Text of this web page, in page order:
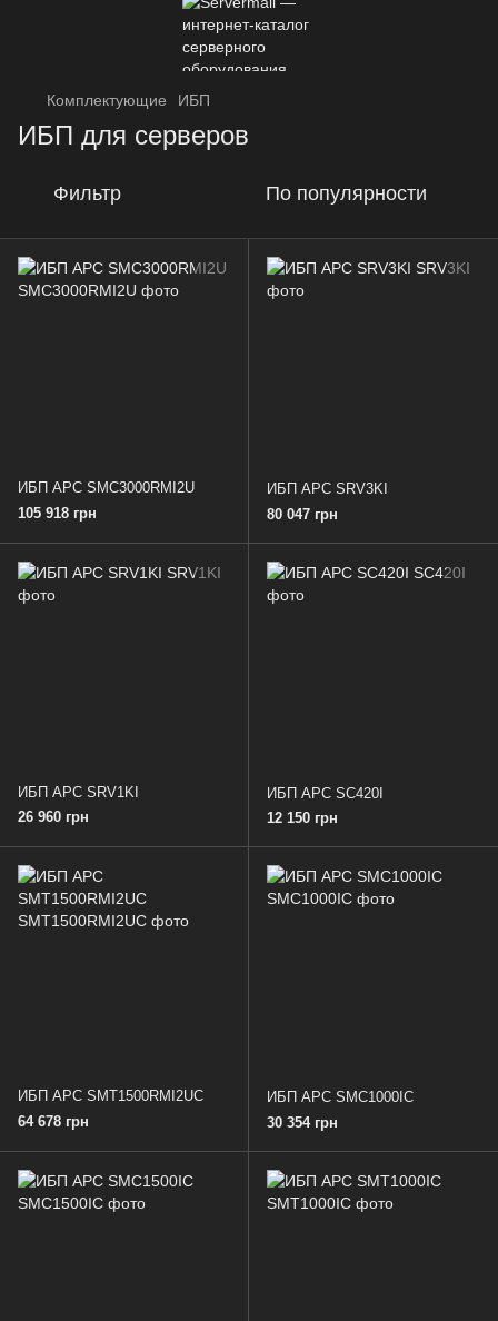
Комплектующие ИБП
ИБП для серверов
Фильтр По популярности
ИБП APC SMC3000RMI2U
105 918 грн
ИБП APC SRV3KI
80 047 грн
ИБП APC SRV1KI
26 960 грн
ИБП APC SC420I
12 150 грн
ИБП APC SMT1500RMI2UC
64 678 грн
ИБП APC SMC1000IC
30 354 грн